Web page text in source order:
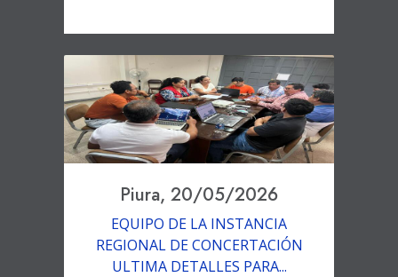
Piura, 20/05/2026
EQUIPO DE LA INSTANCIA
REGIONAL DE CONCERTACIÓN
ULTIMA DETALLES PARA...